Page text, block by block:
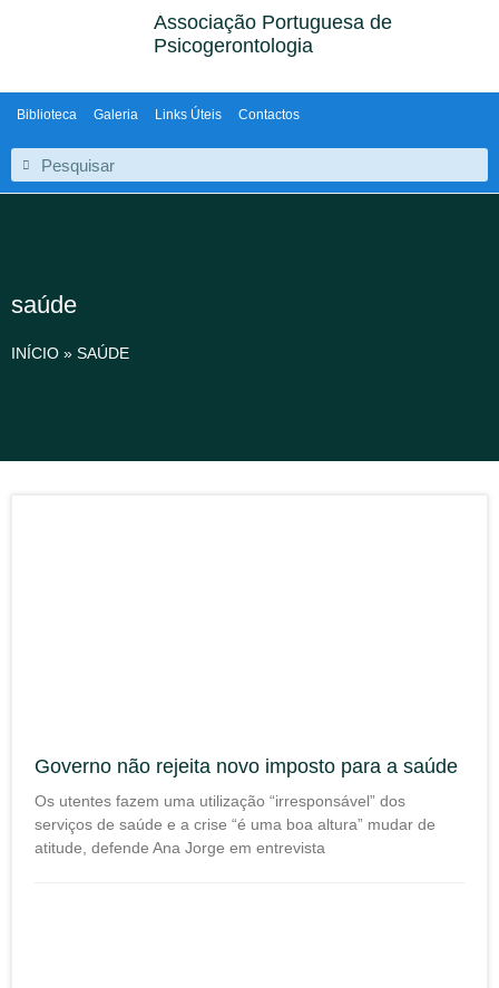
Associação Portuguesa de
Psicogerontologia
Biblioteca Galeria Links Úteis Contactos
saúde
INÍCIO » SAÚDE
Governo não rejeita novo imposto para a saúde
Os utentes fazem uma utilização “irresponsável” dos
serviços de saúde e a crise “é uma boa altura” mudar de
atitude, defende Ana Jorge em entrevista